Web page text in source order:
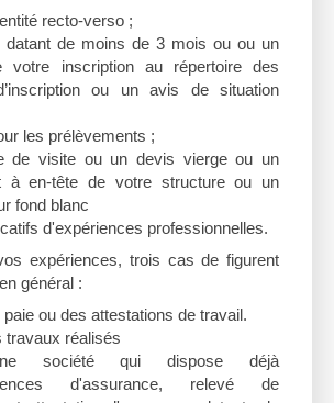
recto-verso ;
datant de moins de 3 mois ou ou un
votre inscription au répertoire des
ou un avis de situation
les prélèvements ;
de visite ou un devis vierge ou un
à en-tête de votre structure ou un
fond blanc
d'expériences professionnelles.
expériences, trois cas de figurent
général :
ou des attestations de travail.
travaux réalisés
société qui dispose déjà
d'assurance, relevé de